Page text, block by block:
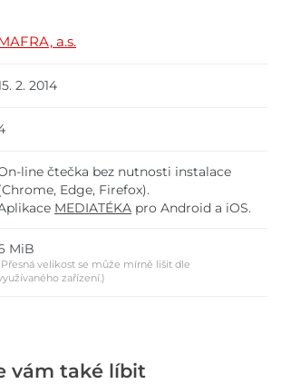
a.s.
2. 2014
line čtečka bez nutnosti instalace
Edge, Firefox).
MEDIATÉKA pro Android a iOS.
MiB
velikost se může mírně lišit dle
zařízení.)
vám také líbit